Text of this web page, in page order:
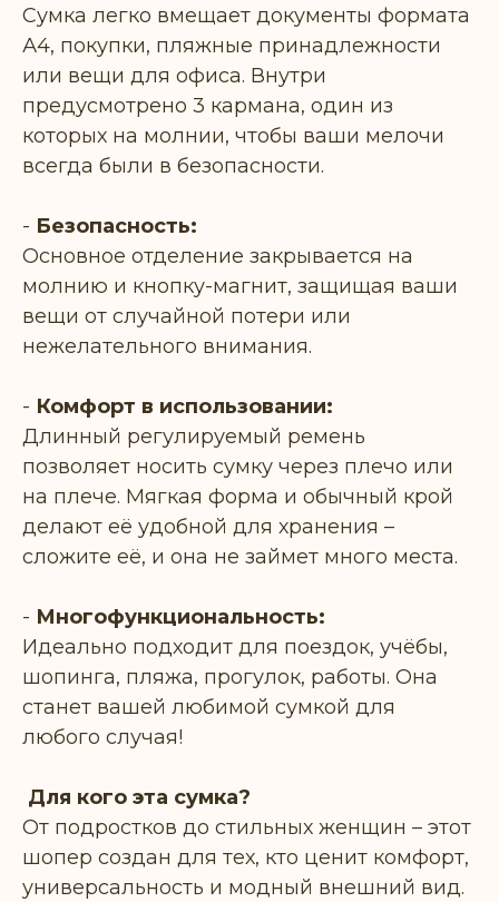
Сумка легко вмещает документы формата
А4, покупки, пляжные принадлежности
или вещи для офиса. Внутри
предусмотрено 3 кармана, один из
которых на молнии, чтобы ваши мелочи
всегда были в безопасности.
- Безопасность:
Основное отделение закрывается на
молнию и кнопку-магнит, защищая ваши
вещи от случайной потери или
нежелательного внимания.
- Комфорт в использовании:
Длинный регулируемый ремень
позволяет носить сумку через плечо или
на плече. Мягкая форма и обычный крой
делают её удобной для хранения –
сложите её, и она не займет много места.
- Многофункциональность:
Идеально подходит для поездок, учёбы,
шопинга, пляжа, прогулок, работы. Она
станет вашей любимой сумкой для
любого случая!
Для кого эта сумка?
От подростков до стильных женщин – этот
шопер создан для тех, кто ценит комфорт,
универсальность и модный внешний вид.